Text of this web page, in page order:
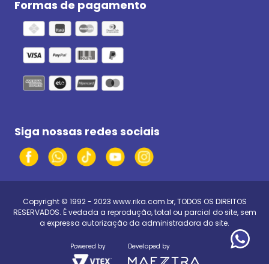
Formas de pagamento
Siga nossas redes sociais
Copyright © 1992 - 2023 www.rika.com.br, TODOS OS DIREITOS
RESERVADOS. É vedada a reprodução, total ou parcial do site, sem
a expressa autorização da administradora do site.
Powered by Developed by